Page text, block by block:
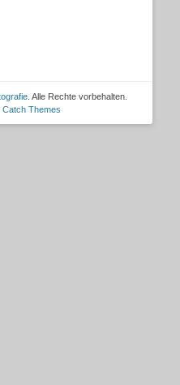
. Alle Rechte vorbehalten.
Catch Themes